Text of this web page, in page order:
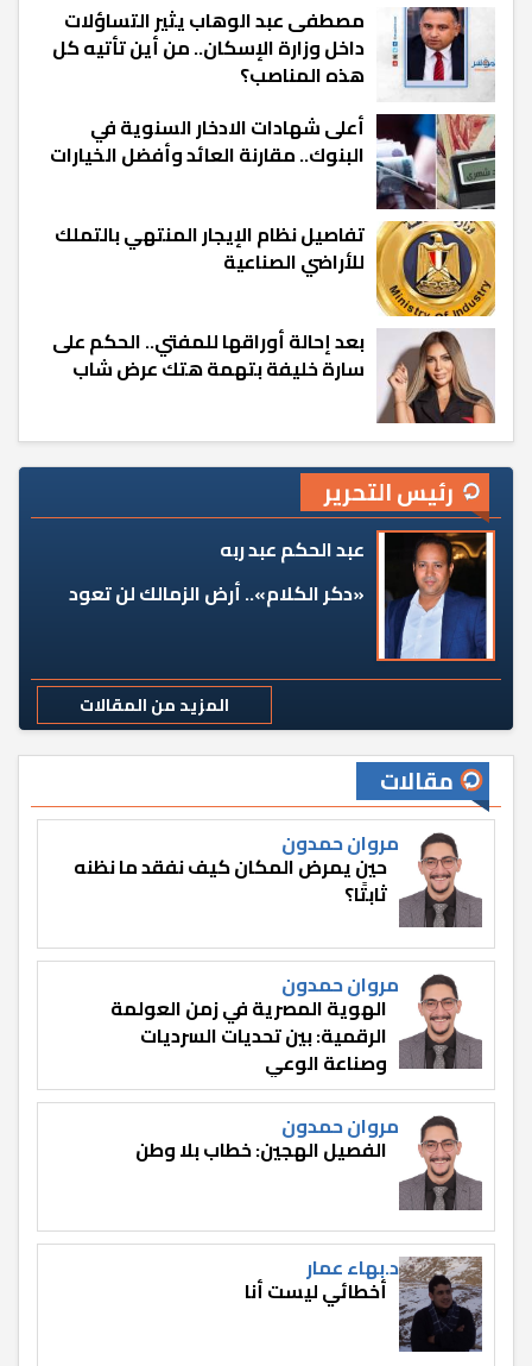
مصطفى عبد الوهاب يثير التساؤلات
داخل وزارة الإسكان.. من أين تأتيه كل
هذه المناصب؟
أعلى شهادات الادخار السنوية في
البنوك.. مقارنة العائد وأفضل الخيارات
تفاصيل نظام الإيجار المنتهي بالتملك
للأراضي الصناعية
بعد إحالة أوراقها للمفتي.. الحكم على
سارة خليفة بتهمة هتك عرض شاب
رئيس التحرير
عبد الحكم عبد ربه
«دكر الكلام».. أرض الزمالك لن تعود
المزيد من المقالات
مقالات
مروان حمدون
حين يمرض المكان كيف نفقد ما نظنه
ثابتًا؟
مروان حمدون
الهوية المصرية في زمن العولمة
الرقمية: بين تحديات السرديات
وصناعة الوعي
مروان حمدون
الفصيل الهجين: خطاب بلا وطن
د.بهاء عمار
أخطائي ليست أنا